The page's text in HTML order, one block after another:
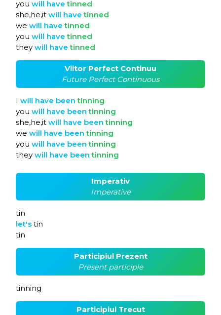
you will havetinned
she,he,it will havetinned
we will havetinned
you will havetinned
they will havetinned
Viitor Perfect Continuu
Future Perfect Continuous
I will have beentinning
you will have beentinning
she,he,it will have beentinning
we will have beentinning
you will have beentinning
they will have beentinning
Imperativ
Imperative
tin
let's tin
tin
Participiul Prezent
Present participle
tinning
Participiul Trecut